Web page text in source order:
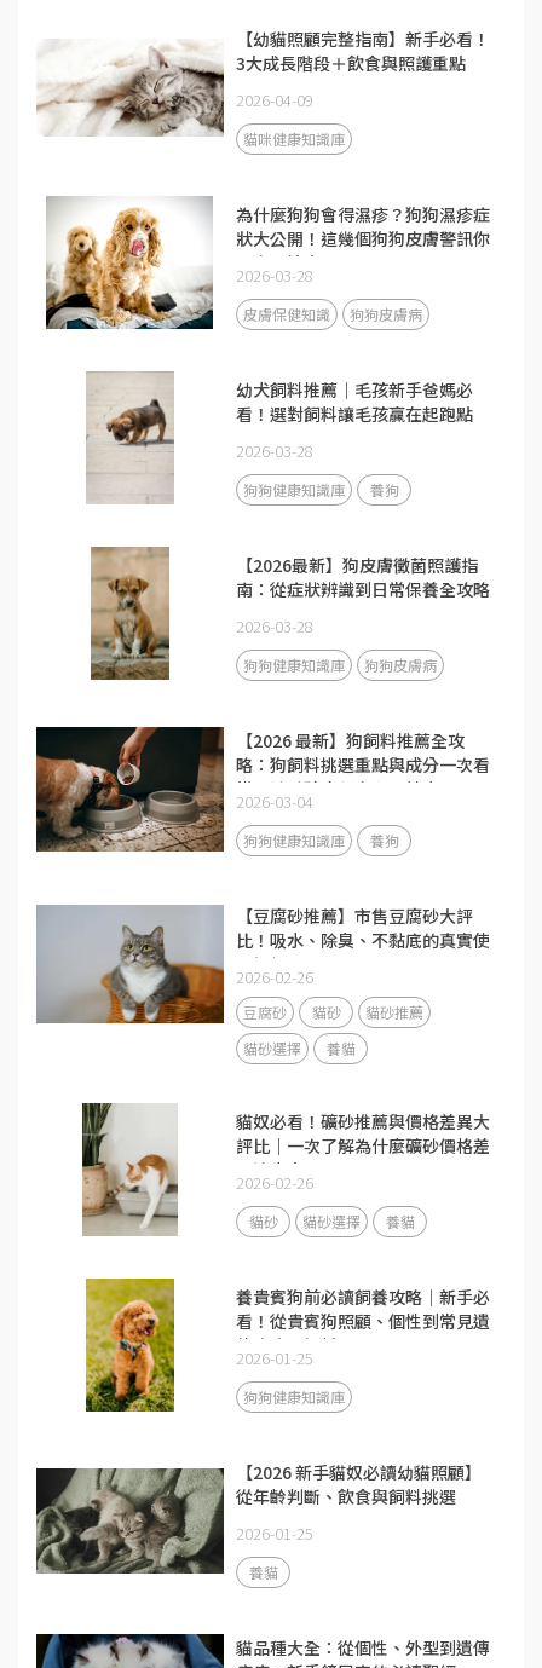
【幼貓照顧完整指南】新手必看！
3大成長階段＋飲食與照護重點
2026-04-09
貓咪健康知識庫
為什麼狗狗會得濕疹？狗狗濕疹症
狀大公開！這幾個狗狗皮膚警訊你
一定要注意
2026-03-28
皮膚保健知識 狗狗皮膚病
幼犬飼料推薦｜毛孩新手爸媽必
看！選對飼料讓毛孩贏在起跑點
2026-03-28
狗狗健康知識庫 養狗
【2026最新】狗皮膚黴菌照護指
南：從症狀辨識到日常保養全攻略
2026-03-28
狗狗健康知識庫 狗狗皮膚病
【2026 最新】狗飼料推薦全攻
略：狗飼料挑選重點與成分一次看
懂，讓毛孩吃得安心又健康
2026-03-04
狗狗健康知識庫 養狗
【豆腐砂推薦】市售豆腐砂大評
比！吸水、除臭、不黏底的真實使
用評價
2026-02-26
豆腐砂 貓砂
貓砂推薦
貓砂選擇
養貓
貓奴必看！礦砂推薦與價格差異大
評比｜一次了解為什麼礦砂價格差
異這麼大
2026-02-26
貓砂 貓砂選擇 養貓
養貴賓狗前必讀飼養攻略｜新手必
看！從貴賓狗照顧、個性到常見遺
傳疾病全解析
2026-01-25
狗狗健康知識庫
【2026 新手貓奴必讀幼貓照顧】
從年齡判斷、飲食與飼料挑選
2026-01-25
養貓
貓品種大全：從個性、外型到遺傳